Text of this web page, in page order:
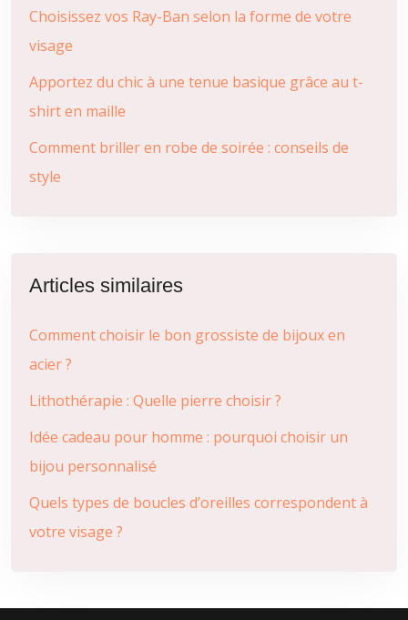
Choisissez vos Ray-Ban selon la forme de votre
visage
Apportez du chic à une tenue basique grâce au t-
shirt en maille
Comment briller en robe de soirée : conseils de
style
Articles similaires
Comment choisir le bon grossiste de bijoux en
acier ?
Lithothérapie : Quelle pierre choisir ?
Idée cadeau pour homme : pourquoi choisir un
bijou personnalisé
Quels types de boucles d’oreilles correspondent à
votre visage ?